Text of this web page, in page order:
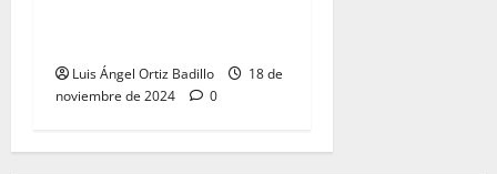
Luis Ángel Ortiz Badillo
18 de
noviembre de 2024
0